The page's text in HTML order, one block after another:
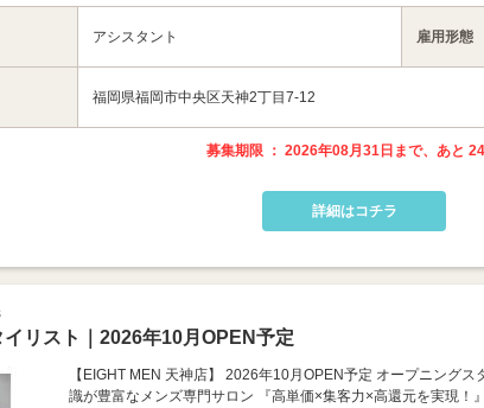
アシスタント 雇用形態
福岡県福岡市中央区天神2丁目7-12
募集期限 ： 2026年08月31日まで、あと 24
詳細はコチラ
イリスト｜2026年10月OPEN予定
【EIGHT MEN 天神店】 2026年10月OPEN予定 オープニング
識が豊富なメンズ専門サロン 『高単価×集客力×高還元を実現